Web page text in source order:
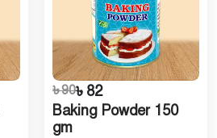
৳ 90৳ 82
Baking Powder 150
gm